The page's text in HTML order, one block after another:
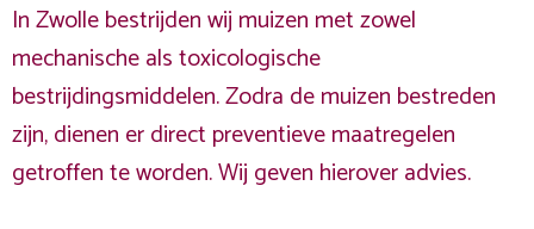
In Zwolle bestrijden wij muizen met zowel
mechanische als toxicologische
bestrijdingsmiddelen. Zodra de muizen bestreden
zijn, dienen er direct preventieve maatregelen
getroffen te worden. Wij geven hierover advies.